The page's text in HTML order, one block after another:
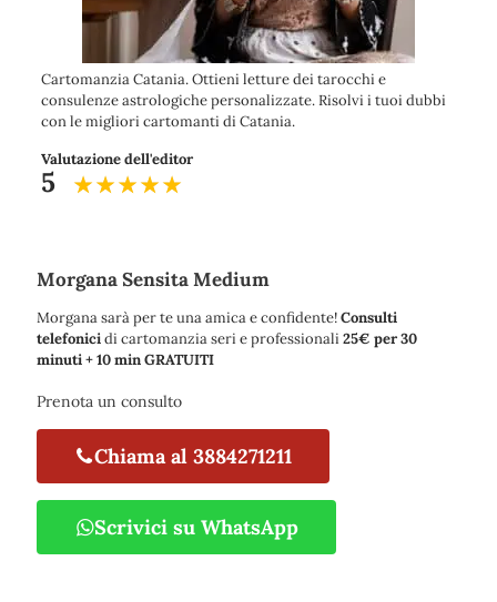
Cartomanzia Catania. Ottieni letture dei tarocchi e
consulenze astrologiche personalizzate. Risolvi i tuoi dubbi
con le migliori cartomanti di Catania.
Valutazione dell'editor
5
Morgana Sensita Medium
Morgana sarà per te una amica e confidente!Consulti
telefonicidi cartomanzia seri e professionali25€ per 30
minuti + 10 min GRATUITI
Prenota un consulto
Chiama al 3884271211
Scrivici su WhatsApp